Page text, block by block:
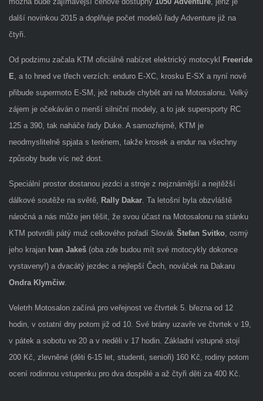
další novinkou 2015 a doplňuje počet modelů řady Adventure již na
čtyři.
Od podzimu začala KTM oficiálně nabízet elektrický motocykl Freeride
E , a to hned ve třech verzích: enduro E-XC, krosku E-SX a nyní nově
přibude supermoto E-SM, jež nebude chybět ani na Motosalonu. Velký
zájem je očekáván o menší silniční modely, a to jak supersporty RC
125 a 390, tak naháče řady Duke. A samozřejmě, KTM je
neodmyslitelně spjata s terénem, takže krosek a endur na všechny
způsoby bude víc než dost.
Speciální prostor dostanou jezdci a stroje z nejznámější a nejtěžší
dálkové soutěže na světě, Rally Dakar. Ta letošní byla obzvláště
náročná a nás může jen těšit, že svou účast na Motosalonu na stánku
KTM potvrdili pátý muž celkového pořadí Slovák Štefan Svitko, osmý
jeho krajan Ivan Jakeš(oba zde budou mít své motocykly dokonce
vystaveny!) a dvacátý jezdec a nejlepší Čech, nováček na Dakaru
Ondra Klymčiw.
Veletrh Motosalon začíná pro veřejnost ve čtvrtek 5. března od 12
hodin, v ostatní dny potom již od 10. Své brány uzavře ve čtvrtek v 19,
v pátek a sobotu ve 20 a v neděli v 17 hodin. Základní vstupné stojí
200 Kč, zlevněné (děti 6-15 let, studenti, senioři) 160 Kč, rodiny potom
ocení rodinnou vstupenku pro dva dospělé a až čtyři děti za 400 Kč.